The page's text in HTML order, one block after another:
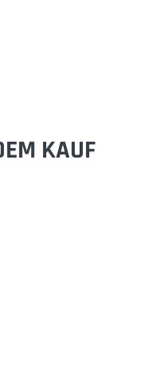
KAUF